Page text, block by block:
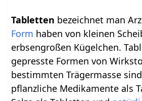
bezeichnet man
Form haben von kleinen
erbsengroßen Kügelchen.
gepresste Formen von
bestimmten Trägermasse
pflanzliche Medikamente als